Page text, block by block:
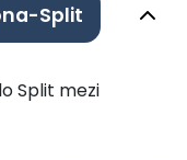
Split
Split mezi